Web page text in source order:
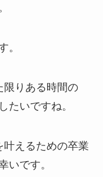
。
限りある時間の
たいですね。
叶えるための卒業
いです。